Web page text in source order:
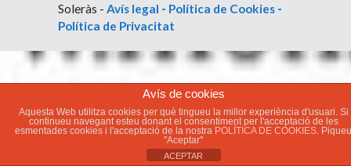
Soleràs - Avís legal - Política de Cookies -
Política de Privacitat
Avís de cookies
Aquesta Web utilitza cookies per què tingueu la millor experiència d'usuari. Si
continueu navegant esteu donant el consentiment per l'acceptació de les
esmentades cookies i l'acceptació de la nostra POLÍTICA DE COOKIES. Piqueu
"Aceptar"
ACEPTAR